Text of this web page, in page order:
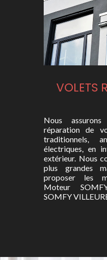
VOLETS
Nous
réparation de
traditionnels,
électriques, en
extérieur. Nous
plus grandes
proposer les
Moteur
SOMFY